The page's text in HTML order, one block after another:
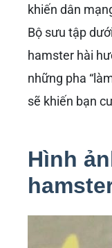
khiến dân
Bộ sưu tập
hamster hài
những pha
sẽ khiến bạn
Hình